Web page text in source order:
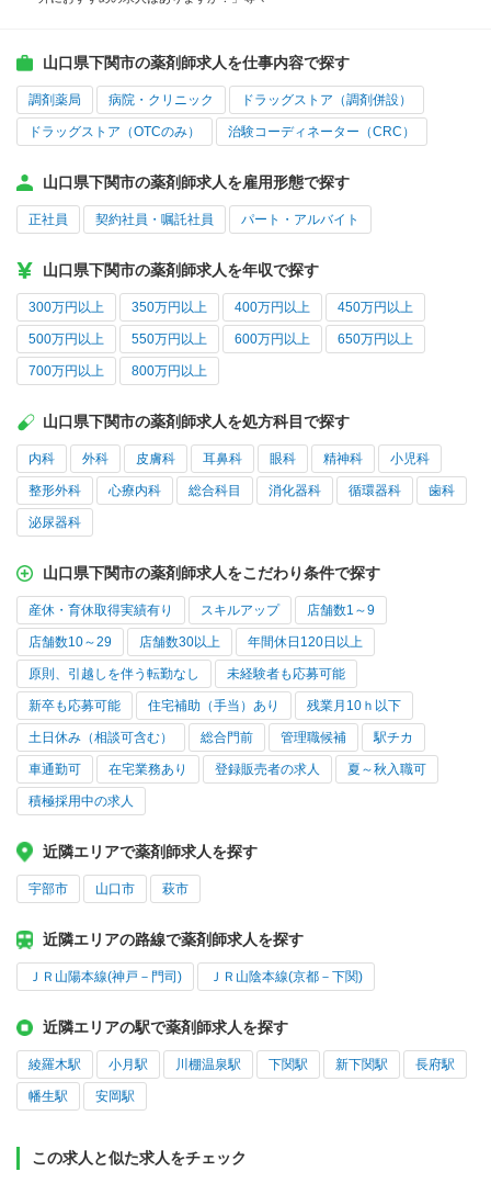
山口県下関市の薬剤師求人を仕事内容で探す
調剤薬局 病院・クリニック ドラッグストア（調剤併設）
ドラッグストア（OTCのみ） 治験コーディネーター（CRC）
山口県下関市の薬剤師求人を雇用形態で探す
正社員 契約社員・嘱託社員 パート・アルバイト
山口県下関市の薬剤師求人を年収で探す
300万円以上 350万円以上 400万円以上 450万円以上
500万円以上 550万円以上 600万円以上 650万円以上
700万円以上 800万円以上
山口県下関市の薬剤師求人を処方科目で探す
内科 外科 皮膚科 耳鼻科 眼科 精神科 小児科
整形外科 心療内科 総合科目 消化器科 循環器科 歯科
泌尿器科
山口県下関市の薬剤師求人をこだわり条件で探す
産休・育休取得実績有り スキルアップ 店舗数1～9
店舗数10～29 店舗数30以上 年間休日120日以上
原則、引越しを伴う転勤なし 未経験者も応募可能
新卒も応募可能 住宅補助（手当）あり 残業月10ｈ以下
土日休み（相談可含む） 総合門前 管理職候補 駅チカ
車通勤可 在宅業務あり 登録販売者の求人 夏～秋入職可
積極採用中の求人
近隣エリアで薬剤師求人を探す
宇部市 山口市 萩市
近隣エリアの路線で薬剤師求人を探す
ＪＲ山陽本線(神戸－門司) ＪＲ山陰本線(京都－下関)
近隣エリアの駅で薬剤師求人を探す
綾羅木駅 小月駅 川棚温泉駅 下関駅 新下関駅 長府駅
幡生駅 安岡駅
この求人と似た求人をチェック